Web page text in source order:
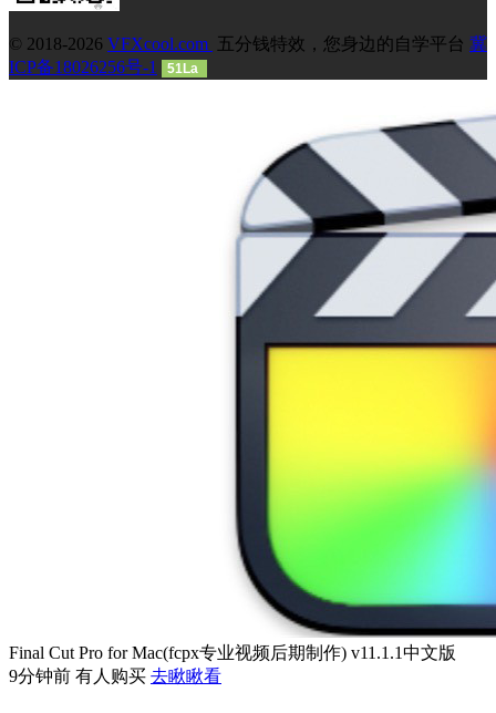
© 2018-2026 VFXcool.com 五分钱特效，您身边的自学平台 冀
ICP备18026256号-1
51La
Final Cut Pro for Mac(fcpx专业视频后期制作) v11.1.1中文版
9分钟前 有人购买 去瞅瞅看